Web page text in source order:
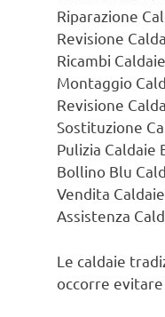
Riparazione
Revisione
Ricambi
Montaggio
Revisione
Sostituzione
Pulizia Caldaie
Bollino Blu
Vendita
Assistenza
Le caldaie
occorre